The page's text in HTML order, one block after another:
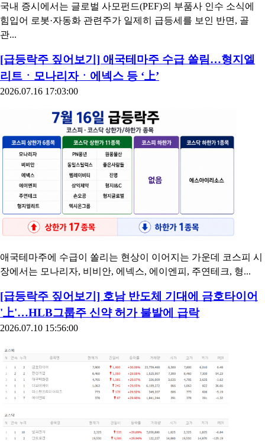
국내 증시에서는 글로벌 사모펀드(PEF)의 부품사 인수 소식에
힘입어 로봇·자동화 관련주가 일제히 급등세를 보인 반면, 골
관...
[급등락주 짚어보기] 애국테마주 수급 쏠림…형지엘
리트ㆍ모나리자ㆍ에넥스 등 ‘上’
2026.07.16 17:03:00
애국테마주에 수급이 쏠리는 현상이 이어지는 가운데 코스피 시
장에서는 모나리자, 비비안, 에넥스, 에이엔피, 주연테크, 형...
[급등락주 짚어보기] 호남 반도체 기대에 금호타이어
'上'…HLB그룹주 신약 허가 불발에 급락
2026.07.10 15:56:00